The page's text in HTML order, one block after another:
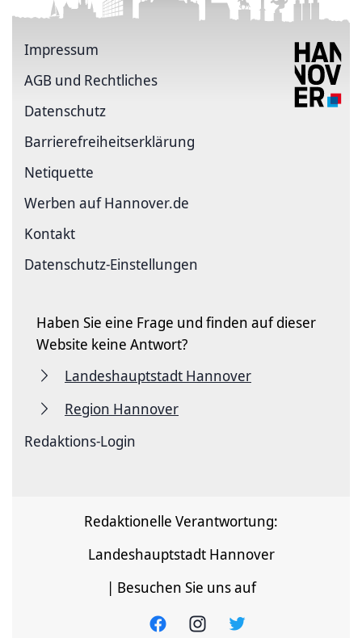
Impressum
AGB und Rechtliches
Datenschutz
Barriere­freiheits­erklärung
Netiquette
Werben auf Hannover.de
Kontakt
Datenschutz-Einstellungen
Haben Sie eine Frage und finden auf dieser
Website keine Antwort?
Landeshauptstadt Hannover
Region Hannover
Redaktions-Login
Redaktionelle Verantwortung:
Landeshauptstadt Hannover
| Besuchen Sie uns auf